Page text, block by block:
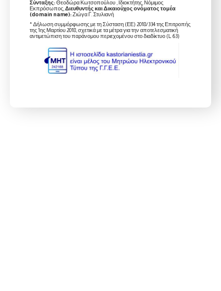
Σύνταξης:Θεοδώρα Κωτσοπούλου , Ιδιοκτήτης, Νόμιμος
Εκπρόσωπος, Διευθυντής και Δικαιούχος ονόματος τομέα
(domain name):Ζιώγα Γ. Στυλιανή
* Δήλωση συμμόρφωσης με τη Σύσταση (ΕΕ) 2018/334 της Επιτροπής
της 1ης Μαρτίου 2018, σχετικά με τα μέτρα για την αποτελεσματική
αντιμετώπιση του παράνομου περιεχομένου στο διαδίκτυο (L 63)